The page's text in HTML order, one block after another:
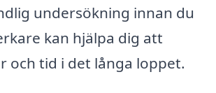
undersökning innan du
kan hjälpa dig att
och tid i det långa loppet.